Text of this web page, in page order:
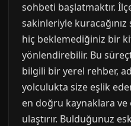
sohbeti başlatmaktır.
sakinleriyle
hiç beklemediğiniz bir
yönlendirebilir. Bu
bilgili bir yerel rehber,
yolculukta size eşlik
en doğru kaynaklara
ulaştırır. Bulduğunuz